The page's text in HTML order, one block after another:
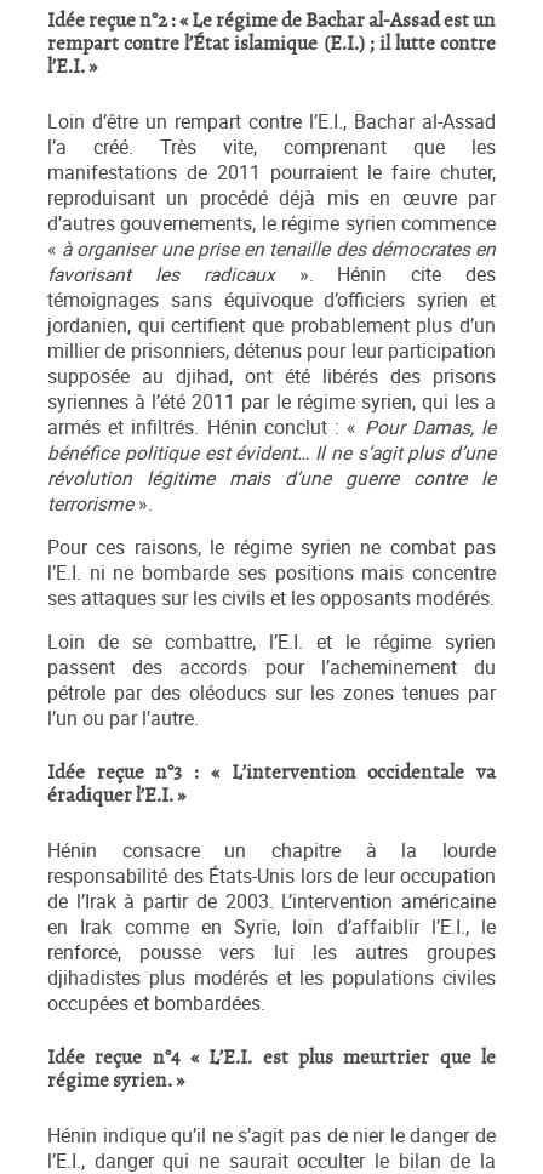
Idée reçue n°2 : « Le régime de Bachar al-Assad est un
rempart contre l’État islamique (E.I.) ; il lutte contre
l’E.I. »
Loin d’être un rempart contre l’E.I., Bachar al-Assad
l’a créé. Très vite, comprenant que les
manifestations de 2011 pourraient le faire chuter,
reproduisant un procédé déjà mis en œuvre par
d’autres gouvernements, le régime syrien commence
« à organiser une prise en tenaille des démocrates en
favorisant les radicaux». Hénin cite des
témoignages sans équivoque d’officiers syrien et
jordanien, qui certifient que probablement plus d’un
millier de prisonniers, détenus pour leur participation
supposée au djihad, ont été libérés des prisons
syriennes à l’été 2011 par le régime syrien, qui les a
armés et infiltrés. Hénin conclut : « Pour Damas, le
bénéfice politique est évident… Il ne s’agit plus d’une
révolution légitime mais d’une guerre contre le
terrorisme».
Pour ces raisons, le régime syrien ne combat pas
l’E.I. ni ne bombarde ses positions mais concentre
ses attaques sur les civils et les opposants modérés.
Loin de se combattre, l’E.I. et le régime syrien
passent des accords pour l’acheminement du
pétrole par des oléoducs sur les zones tenues par
l’un ou par l’autre.
Idée reçue n°3 : « L’intervention occidentale va
éradiquer l’E.I. »
Hénin consacre un chapitre à la lourde
responsabilité des États-Unis lors de leur occupation
de l’Irak à partir de 2003. L’intervention américaine
en Irak comme en Syrie, loin d’affaiblir l’E.I., le
renforce, pousse vers lui les autres groupes
djihadistes plus modérés et les populations civiles
occupées et bombardées.
Idée reçue n°4 « L’E.I. est plus meurtrier que le
régime syrien. »
Hénin indique qu’il ne s’agit pas de nier le danger de
l’E.I., danger qui ne saurait occulter le bilan de la